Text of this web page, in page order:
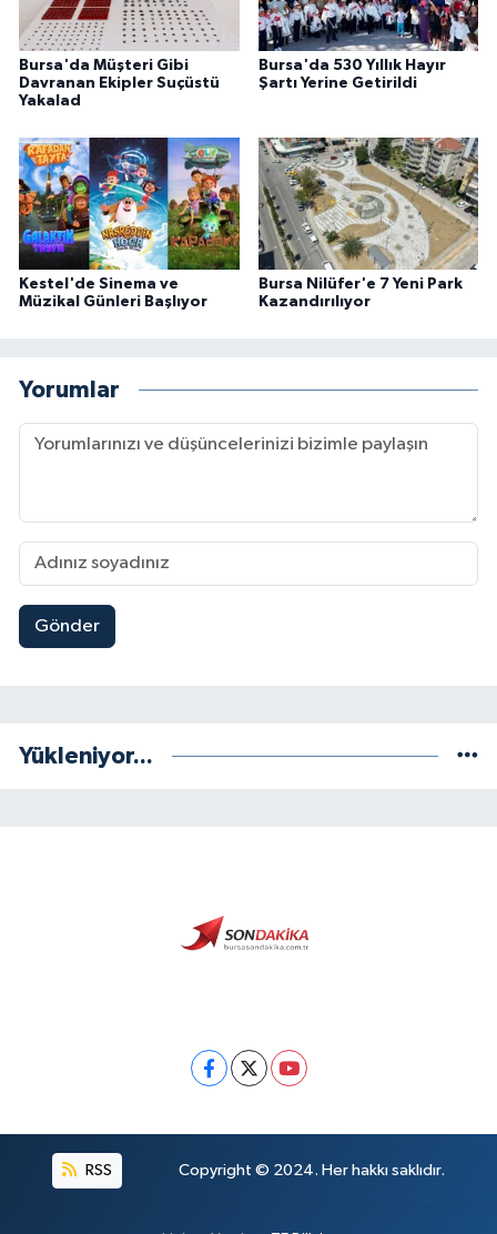
Bursa'da Müşteri Gibi
Davranan Ekipler Suçüstü
Yakalad
Bursa'da 530 Yıllık Hayır
Şartı Yerine Getirildi
Kestel'de Sinema ve
Müzikal Günleri Başlıyor
Bursa Nilüfer'e 7 Yeni Park
Kazandırılıyor
Yorumlar
Gönder
Yükleniyor...
RSS Copyright © 2024. Her hakkı saklıdır.